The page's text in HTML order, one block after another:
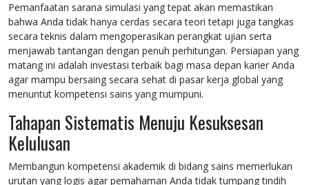
Pemanfaatan sarana simulasi yang tepat akan memastikan
bahwa Anda tidak hanya cerdas secara teori tetapi juga tangkas
secara teknis dalam mengoperasikan perangkat ujian serta
menjawab tantangan dengan penuh perhitungan. Persiapan yang
matang ini adalah investasi terbaik bagi masa depan karier Anda
agar mampu bersaing secara sehat di pasar kerja global yang
menuntut kompetensi sains yang mumpuni.
Tahapan Sistematis Menuju Kesuksesan
Kelulusan
Membangun kompetensi akademik di bidang sains memerlukan
urutan yang logis agar pemahaman Anda tidak tumpang tindih